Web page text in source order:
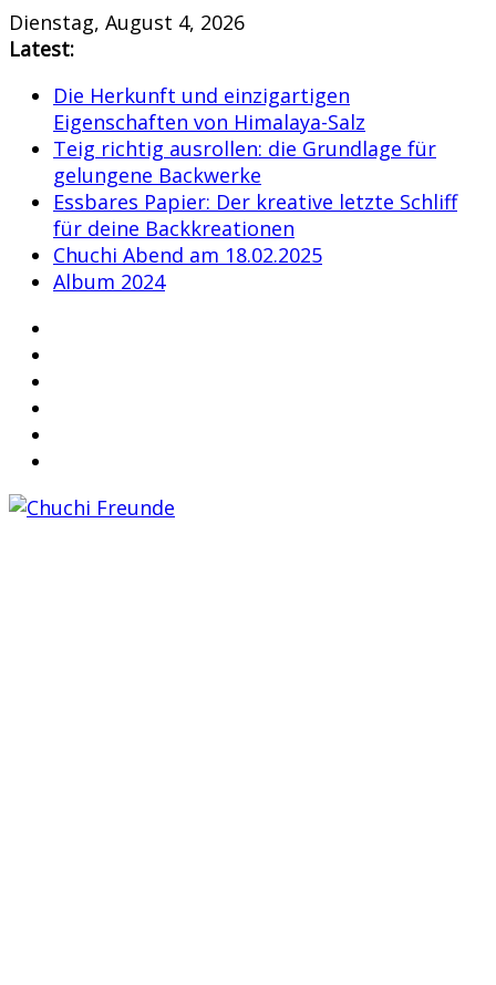
Skip
to
Dienstag, August 4, 2026
Latest:
Die Herkunft und einzigartigen
Eigenschaften von Himalaya-Salz
Teig richtig ausrollen: die Grundlage für
gelungene Backwerke
Essbares Papier: Der kreative letzte Schliff
für deine Backkreationen
Chuchi Abend am 18.02.2025
Album 2024